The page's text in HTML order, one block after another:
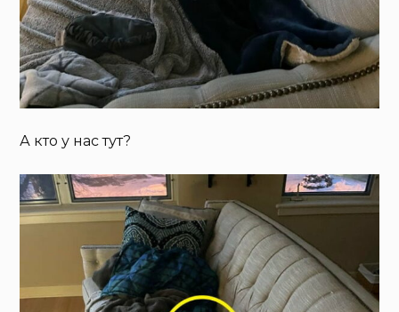
А кто у нас тут?